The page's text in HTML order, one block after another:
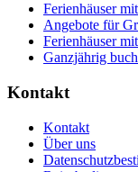
Ferienhäuser
Angebote für
Ferienhäuser
Ganzjährig
Kontakt
Kontakt
Über uns